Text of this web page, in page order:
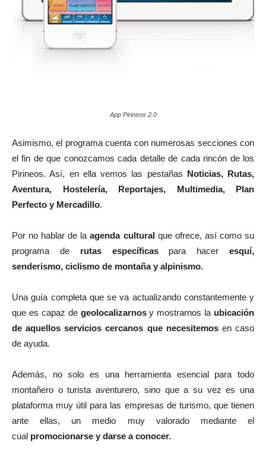
App Pirineos 2.0
Asimismo, el programa cuenta con numerosas secciones con
el fin de que conozcamos cada detalle de cada rincón de los
Pirineos. Así, en ella vemos las pestañas Noticias, Rutas,
Aventura, Hostelería, Reportajes, Multimedia, Plan
Perfecto y Mercadillo.
Por no hablar de la agenda culturalque ofrece, así como su
programa de rutas específicaspara hacer esquí,
senderismo, ciclismo de montaña y alpinismo.
Una guía completa que se va actualizando constantemente y
que es capaz de geolocalizarnosy mostrarnos la ubicación
de aquellos servicios cercanos que necesitemosen caso
de ayuda.
Además, no solo es una herramienta esencial para todo
montañero o turista aventurero, sino que a su vez es una
plataforma muy útil para las empresas de turismo, que tienen
ante ellas, un medio muy valorado mediante el
cual promocionarse y darse a conocer.